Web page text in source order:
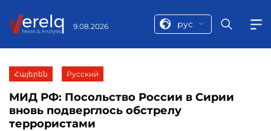
9.08.2026 рус
Հայերեն Русский
МИД РФ: Посольство России в Сирии
вновь подверглось обстрелу
террористами